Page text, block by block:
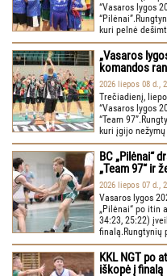
“Vasaros lygos
kuri pelnė
„Vasaros
komandos
2026 liepos 08 d.,
Trečiadienį,
“Vasaros lygos
“Team
kuri įgijo
BC „Pilėnai“
„Team 97“ ir
2026 liepos 07 d.,
Vasaros lygos
„Pilėnai“ po itin
34:23, 25:22)
finalą.Rungtynių
KKL NGT po
iškopė į finalą